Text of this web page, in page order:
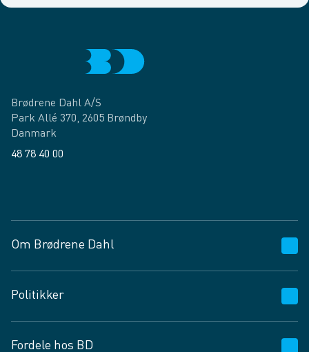
Brødrene Dahl A/S
Park Allé 370, 2605 Brøndby
Danmark
48 78 40 00
Om Brødrene Dahl
Vagttelefon 30 10 89 89
Spørgsmål og svar
Job og karriere
Politikker
Fordele hos BD